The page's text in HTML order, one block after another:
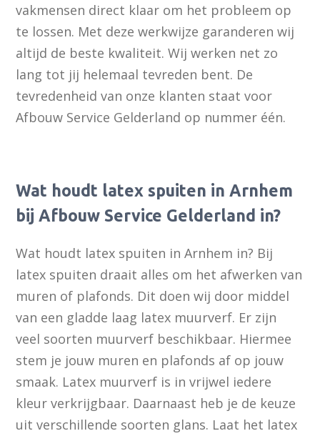
vakmensen direct klaar om het probleem op
te lossen. Met deze werkwijze garanderen wij
altijd de beste kwaliteit. Wij werken net zo
lang tot jij helemaal tevreden bent. De
tevredenheid van onze klanten staat voor
Afbouw Service Gelderland op nummer één.
Wat houdt latex spuiten in Arnhem
bij Afbouw Service Gelderland in?
Wat houdt latex spuiten in Arnhem in? Bij
latex spuiten draait alles om het afwerken van
muren of plafonds. Dit doen wij door middel
van een gladde laag latex muurverf. Er zijn
veel soorten muurverf beschikbaar. Hiermee
stem je jouw muren en plafonds af op jouw
smaak. Latex muurverf is in vrijwel iedere
kleur verkrijgbaar. Daarnaast heb je de keuze
uit verschillende soorten glans. Laat het latex